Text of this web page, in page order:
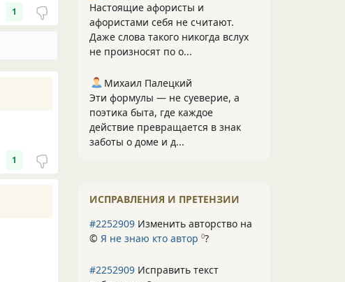
1
1
Настоящие афористы и
афористами себя не считают.
Даже слова такого никогда вслух
не произносят по о...
Михаил Палецкий
Эти формулы — не суеверие, а
поэтика быта, где каждое
действие превращается в знак
заботы о доме и д...
ИСПРАВЛЕНИЯ И ПРЕТЕНЗИИ
#2252909 Изменить авторство на
© Я не знаю кто автор 0?
#2252909 Исправить текст